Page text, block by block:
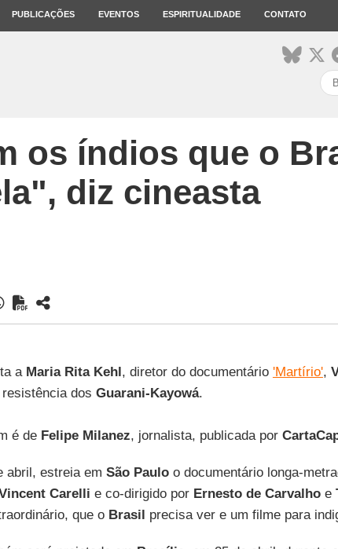
PUBLICAÇÕES EVENTOS ESPIRITUALIDADE CONTATO
os índios que o
diz cineasta
a Maria Rita Kehl, diretor do documentário 'Martírio',
dos Guarani-Kayowá.
é de Felipe Milanez, jornalista, publicada por
abril, estreia em São Pauloo documentário longa-
Carelli e co-dirigido por Ernesto de Carvalhoe
que o Brasil precisa ver e um filme para